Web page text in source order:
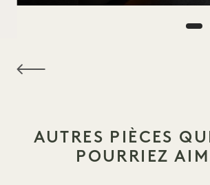
AUTRES PIÈCES
POURRIEZ